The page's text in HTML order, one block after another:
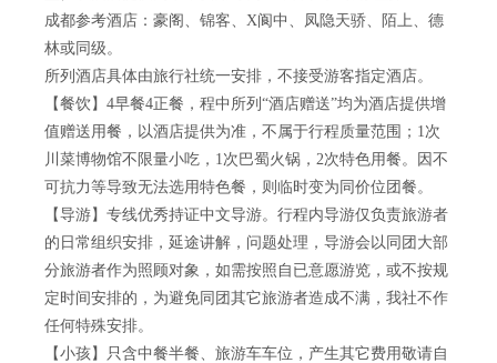
成都参考酒店：豪阁、锦客、X阆中、凤隐天骄、陌上、德
林或同级。
所列酒店具体由旅行社统一安排，不接受游客指定酒店。
【餐饮】4早餐4正餐，程中所列“酒店赠送”均为酒店提供增
值赠送用餐，以酒店提供为准，不属于行程质量范围；1次
川菜博物馆不限量小吃，1次巴蜀火锅，2次特色用餐。因不
可抗力等导致无法选用特色餐，则临时变为同价位团餐。
【导游】专线优秀持证中文导游。行程内导游仅负责旅游者
的日常组织安排，延途讲解，问题处理，导游会以同团大部
分旅游者作为照顾对象，如需按照自已意愿游览，或不按规
定时间安排的，为避免同团其它旅游者造成不满，我社不作
任何特殊安排。
【小孩】只含中餐半餐、旅游车车位，产生其它费用敬请自